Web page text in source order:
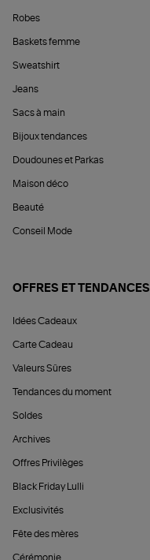
Robes
Baskets femme
Sweatshirt
Jeans
Sacs à main
Bijoux tendances
Doudounes et Parkas
Maison déco
Beauté
Conseil Mode
OFFRES ET TENDANCES
Idées Cadeaux
Carte Cadeau
Valeurs Sûres
Tendances du moment
Soldes
Archives
Offres Privilèges
Black Friday Lulli
Exclusivités
Fête des mères
Cérémonie